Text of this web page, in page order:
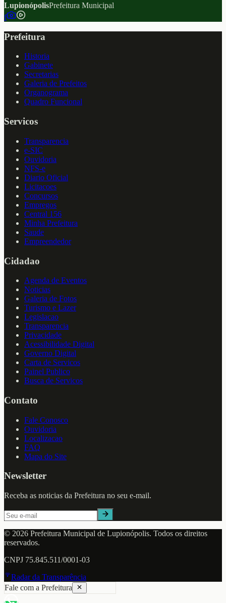
LupionópolisPrefeitura Municipal
f
Prefeitura
Historia
Gabinete
Secretarias
Galeria de Prefeitos
Organograma
Quadro Funcional
Servicos
Transparencia
e-SIC
Ouvidoria
NFS-e
Diario Oficial
Licitacoes
Concursos
Empregos
Central 156
Minha Prefeitura
Saude
Empreendedor
Cidadao
Agenda de Eventos
Noticias
Galeria de Fotos
Turismo e Lazer
Legislacao
Transparencia
Privacidade
Acessibilidade Digital
Governo Digital
Carta de Servicos
Painel Publico
Busca de Servicos
Contato
Fale Conosco
Ouvidoria
Localizacao
FAQ
Mapa do Site
Newsletter
Receba as noticias da Prefeitura no seu e-mail.
© 2026 Prefeitura Municipal de Lupionópolis. Todos os direitos
reservados.
CNPJ 75.845.511/0001-03
Radar da Transparência
Fale com a Prefeitura